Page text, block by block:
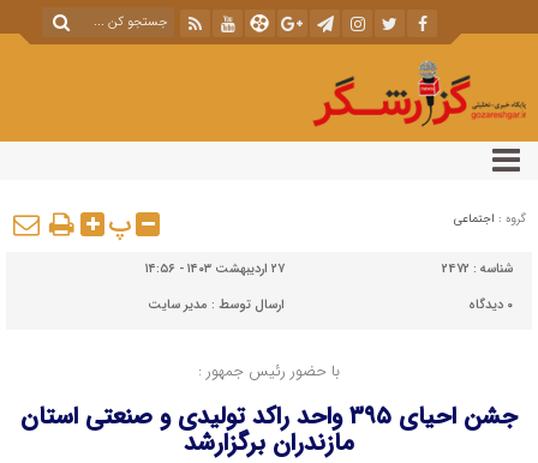
گروه : اجتماعی پ
شناسه : 2472
۲۷ اردیبهشت ۱۴۰۳ - ۱۴:۵۶
۰ دیدگاه ارسال توسط : مدیر سایت
با حضور رئیس جمهور :
جشن احیای ۳۹۵ واحد راکد تولیدی و صنعتی استان
مازندران برگزارشد